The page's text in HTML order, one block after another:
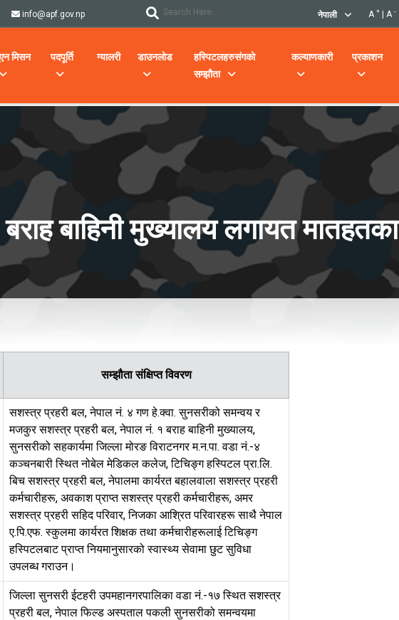
info@apf.gov.np नेपाली A + | A -
मिसन पदपूर्ति ग्यालरी डाउनलोड
हस्पिटलहरुसंगको
सम्झौता
कल्याणकारी प्रकाशन
बाहिनी मुख्यालय लगायत मातहतका
सम्झौता संक्षिप्त विवरण
सशस्त्र प्रहरी बल, नेपाल नं. ४ गण हे.क्वा. सुनसरीको समन्वय र
मजकुर सशस्त्र प्रहरी बल, नेपाल नं. १ बराह बाहिनी मुख्यालय,
सुनसरीको सहकार्यमा जिल्ला मोरङ विराटनगर म.न.पा. वडा नं.-४
कञ्चनबारी स्थित नोबेल मेडिकल कलेज, टिचिङ्ग हस्पिटल प्रा.लि.
बिच सशस्त्र प्रहरी बल, नेपालमा कार्यरत बहालवाला सशस्त्र प्रहरी
कर्मचारीहरू, अवकाश प्राप्त सशस्त्र प्रहरी कर्मचारीहरू, अमर
सशस्त्र प्रहरी सहिद परिवार, निजका आश्रित परिवारहरू साथै नेपाल
ए.पि.एफ. स्कुलमा कार्यरत शिक्षक तथा कर्मचारीहरूलाई टिचिङ्ग
हस्पिटलबाट प्राप्त नियमानुसारको स्वास्थ्य सेवामा छुट सुविधा
उपलब्ध गराउन।
जिल्ला सुनसरी ईटहरी उपमहानगरपालिका वडा नं.-१७ स्थित सशस्त्र
प्रहरी बल, नेपाल फिल्ड अस्पताल पकली सुनसरीको समन्वयमा